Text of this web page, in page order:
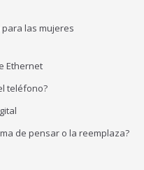
las mujeres
Ethernet
teléfono?
de pensar o la reemplaza?